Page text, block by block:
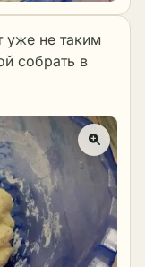
уже не таким
собрать в